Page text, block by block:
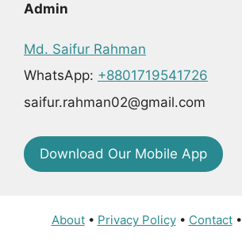
Admin
Md. Saifur Rahman
WhatsApp: +8801719541726
saifur.rahman02@gmail.com
Download Our Mobile App
About• Privacy Policy• Contact•